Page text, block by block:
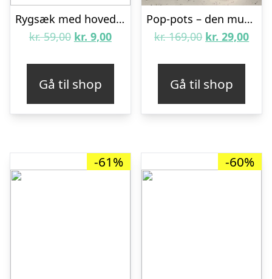
Rygsæk med hovedtelefonudgang – Sort
kr.59,00 Den
var:
kr. 59,00.
kr. 9,00Den
kr. 9,00.
Gå til shop
Pop-pots – den musikalske potte – Sort
kr.169,00 Den
var:
kr. 169,00.
kr. 29,00Den
kr.
Gå til shop
-61% -60%